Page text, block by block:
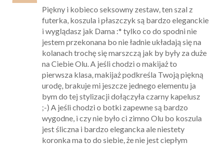
Piękny i kobieco seksowny zestaw, ten szal z
futerka, koszula i płaszczyk są bardzo eleganckie
i wyglądasz jak Dama :* tylko co do spodni nie
jestem przekonana bo nie ładnie układają się na
kolanach trochę się marszczą jak by były za duże
na Ciebie Olu. A jeśli chodzi o makijaż to
pierwsza klasa, makijaż podkreśla Twoją piękną
urodę, brakuje mi jeszcze jednego elementu ja
bym do tej stylizacji dołączyła czarny kapelusz
;-) A jeśli chodzi o botki zapewne są bardzo
wygodne, i czy nie było ci zimno Olu bo koszula
jest śliczna i bardzo elegancka ale niestety
koronka ma to do siebie, że nie jest ciepłym